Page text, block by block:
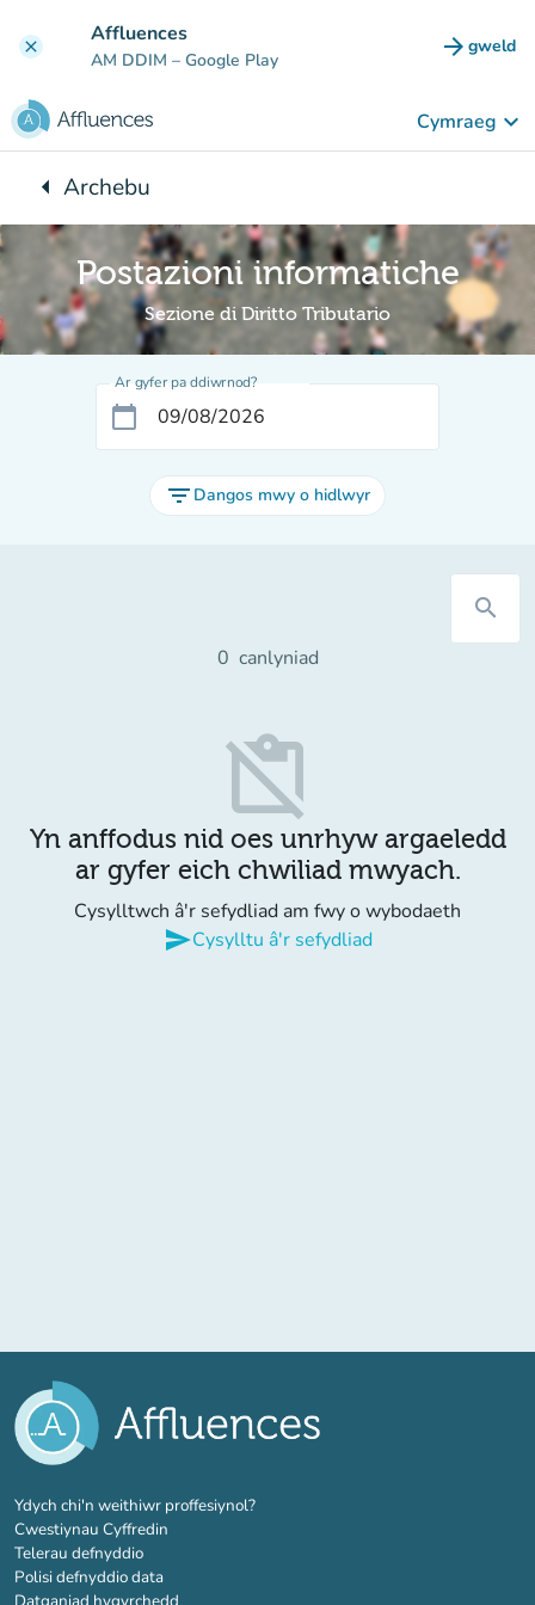
clear Affluences
AM DDIM – Google Play arrow_forward gweld
(tab
Cymraeg keyboard_arrow_down
arrow_leftYn ôl i:
Archebu
Postazioni informatiche
Sezione di Diritto Tributario
Ar gyfer pa ddiwrnod?
calendar_today
filter_list Dangos mwy o hidlwyr
search
0 canlyniad
content_paste_off
Yn anffodus nid oes unrhyw argaeledd
ar gyfer eich chwiliad mwyach.
Cysylltwch â'r sefydliad am fwy o wybodaeth
sendCysylltu â'r sefydliad
Ydych chi'n weithiwr proffesiynol?(tab newydd)
Cwestiynau Cyffredin
Telerau defnyddio
Polisi defnyddio data